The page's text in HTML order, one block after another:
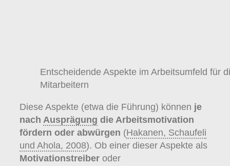
Entscheidende Aspekte im Arbeitsumfeld für
Mitarbeitern
Diese Aspekte (etwa die Führung) können je
nach Ausprägung die Arbeitsmotivation
fördern oder abwürgen (Hakanen, Schaufeli
und Ahola, 2008). Ob einer dieser Aspekte als
Motivationstreiber oder